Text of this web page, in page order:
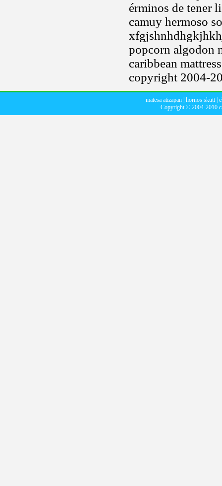
érminos de tener
camuy hermoso
popcorn algodon
caribbean
copyright 2004-
matesa atizapan| hornos skutt|
Copyright © 2004-2010